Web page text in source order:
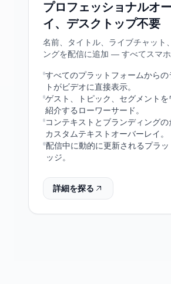
プロフェッショナルオ
イ、デスクトップ不要
名前、タイトル、ライブチャット
ングを配信に追加 — すべてスマホ
すべてのプラットフォームからの
トがビデオに直接表示。
ゲスト、トピック、セグメント
紹介するローワーサード。
コンテキストとブランディングの
カスタムテキストオーバーレイ。
配信中に動的に更新されるプラ
ッジ。
詳細を探る